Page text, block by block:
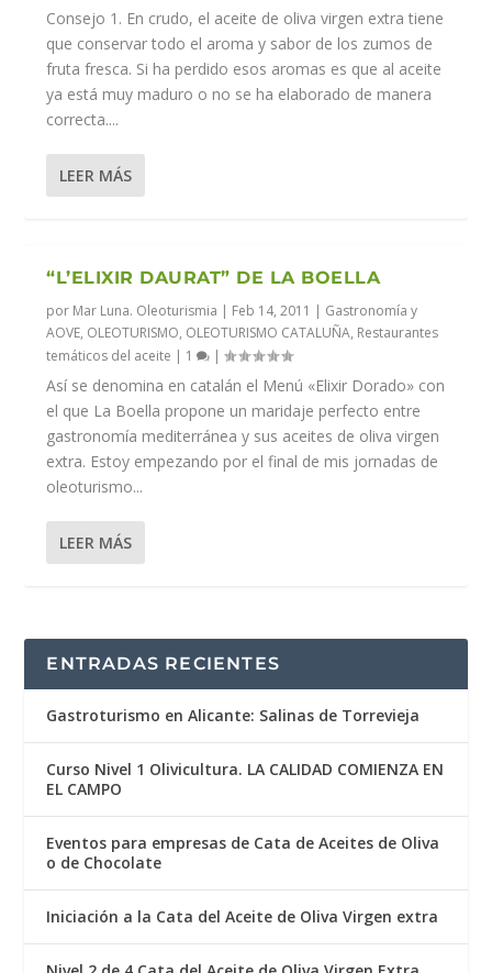
Consejo 1. En crudo, el aceite de oliva virgen extra tiene
que conservar todo el aroma y sabor de los zumos de
fruta fresca. Si ha perdido esos aromas es que al aceite
ya está muy maduro o no se ha elaborado de manera
correcta....
LEER MÁS
“L’ELIXIR DAURAT” DE LA BOELLA
por Mar Luna. Oleoturismia | Feb 14, 2011 | Gastronomía y
AOVE, OLEOTURISMO, OLEOTURISMO CATALUÑA, Restaurantes
temáticos del aceite | 1 |
Así se denomina en catalán el Menú «Elixir Dorado» con
el que La Boella propone un maridaje perfecto entre
gastronomía mediterránea y sus aceites de oliva virgen
extra. Estoy empezando por el final de mis jornadas de
oleoturismo...
LEER MÁS
ENTRADAS RECIENTES
Gastroturismo en Alicante: Salinas de Torrevieja
Curso Nivel 1 Olivicultura. LA CALIDAD COMIENZA EN
EL CAMPO
Eventos para empresas de Cata de Aceites de Oliva
o de Chocolate
Iniciación a la Cata del Aceite de Oliva Virgen extra